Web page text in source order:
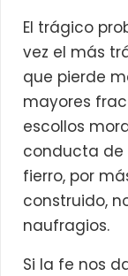
El trágico
vez el más
que pierde
mayores
escollos
conducta de
fierro, por
construido,
naufragios.
Si la fe nos